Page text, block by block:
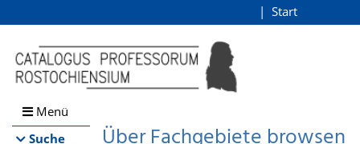
Browsen
direkt zum Inhalt
Start
Menü
Suche